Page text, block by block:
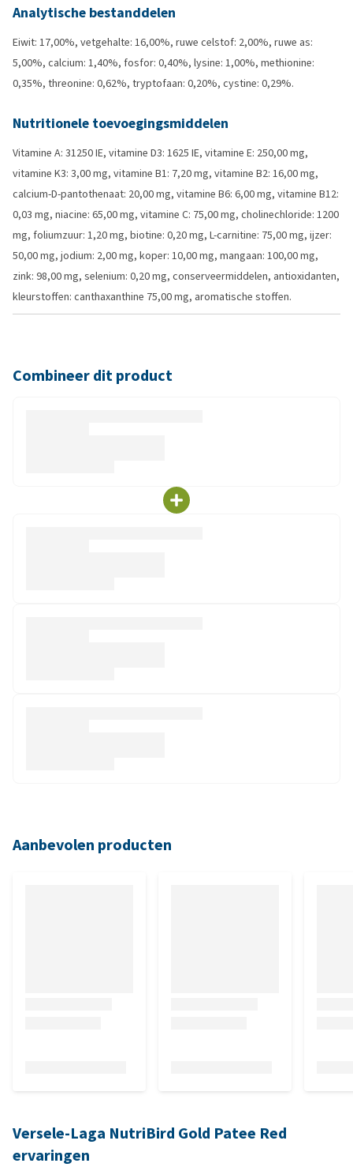
Analytische bestanddelen
Eiwit: 17,00%, vetgehalte: 16,00%, ruwe celstof: 2,00%, ruwe as:
5,00%, calcium: 1,40%, fosfor: 0,40%, lysine: 1,00%, methionine:
0,35%, threonine: 0,62%, tryptofaan: 0,20%, cystine: 0,29%.
Nutritionele toevoegingsmiddelen
Vitamine A: 31250 IE, vitamine D3: 1625 IE, vitamine E: 250,00 mg,
vitamine K3: 3,00 mg, vitamine B1: 7,20 mg, vitamine B2: 16,00 mg,
calcium-D-pantothenaat: 20,00 mg, vitamine B6: 6,00 mg, vitamine B12:
0,03 mg, niacine: 65,00 mg, vitamine C: 75,00 mg, cholinechloride: 1200
mg, foliumzuur: 1,20 mg, biotine: 0,20 mg, L-carnitine: 75,00 mg, ijzer:
50,00 mg, jodium: 2,00 mg, koper: 10,00 mg, mangaan: 100,00 mg,
zink: 98,00 mg, selenium: 0,20 mg, conserveermiddelen, antioxidanten,
kleurstoffen: canthaxanthine 75,00 mg, aromatische stoffen.
Combineer dit product
Aanbevolen producten
Versele-Laga NutriBird Gold Patee Red
ervaringen